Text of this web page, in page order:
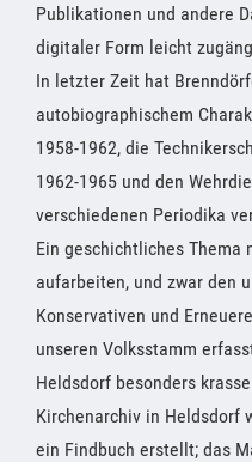
Publikationen und andere
digitaler Form leicht
In letzter Zeit hat
autobiographischem
1958-1962, die
1962-1965 und den
verschiedenen Periodika
Ein geschichtliches Thema
aufarbeiten, und zwar den
Konservativen und
unseren Volksstamm
Heldsdorf besonders
Kirchenarchiv in Heldsdorf
ein Findbuch erstellt; das